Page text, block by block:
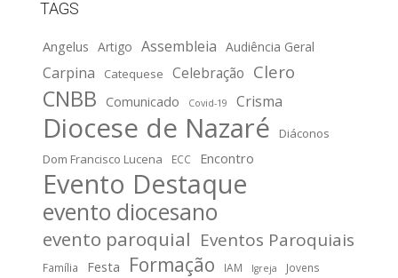
TAGS
Angelus Artigo Assembleia Audiência Geral
Carpina Catequese Celebração Clero
CNBB Comunicado Covid-19 Crisma
Diocese de Nazaré
Diáconos
Dom Francisco Lucena
ECC Encontro
Evento Destaque
evento diocesano
evento paroquial Eventos Paroquiais
Família Festa Formação IAM Igreja Jovens